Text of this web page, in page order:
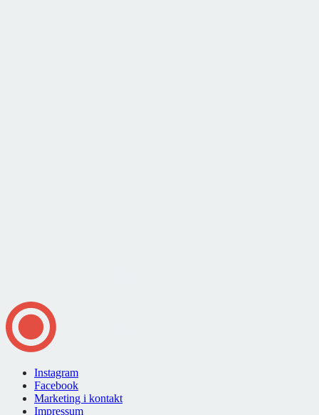
Instagram
Facebook
Marketing i kontakt
Impressum